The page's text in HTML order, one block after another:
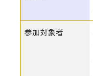
参加対象者